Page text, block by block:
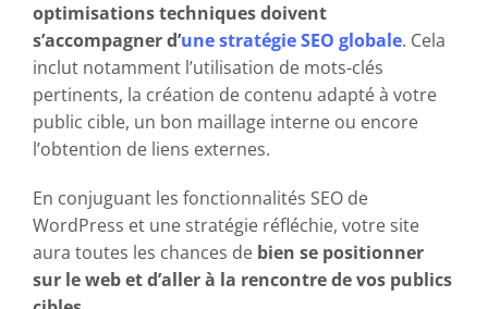
optimisations techniques doivent
s’accompagner d’une stratégie SEO globale. Cela
inclut notamment l’utilisation de mots-clés
pertinents, la création de contenu adapté à votre
public cible, un bon maillage interne ou encore
l’obtention de liens externes.
En conjuguant les fonctionnalités SEO de
WordPress et une stratégie réfléchie, votre site
aura toutes les chances de bien se positionner
sur le web et d’aller à la rencontre de vos publics